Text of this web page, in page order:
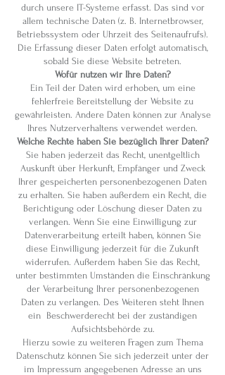
durch unsere IT-Systeme erfasst. Das sind vor
allem technische Daten (z. B. Internetbrowser,
Betriebssystem oder Uhrzeit des Seitenaufrufs).
Die Erfassung dieser Daten erfolgt automatisch,
sobald Sie diese Website betreten.
Wofür nutzen wir Ihre Daten?
Ein Teil der Daten wird erhoben, um eine
fehlerfreie Bereitstellung der Website zu
gewährleisten. Andere Daten können zur Analyse
Ihres Nutzerverhaltens verwendet werden.
Welche Rechte haben Sie bezüglich Ihrer Daten?
Sie haben jederzeit das Recht, unentgeltlich
Auskunft über Herkunft, Empfänger und Zweck
Ihrer gespeicherten personenbezogenen Daten
zu erhalten. Sie haben außerdem ein Recht, die
Berichtigung oder Löschung dieser Daten zu
verlangen. Wenn Sie eine Einwilligung zur
Datenverarbeitung erteilt haben, können Sie
diese Einwilligung jederzeit für die Zukunft
widerrufen. Außerdem haben Sie das Recht,
unter bestimmten Umständen die Einschränkung
der Verarbeitung Ihrer personenbezogenen
Daten zu verlangen. Des Weiteren steht Ihnen
ein Beschwerderecht bei der zuständigen
Aufsichtsbehörde zu.
Hierzu sowie zu weiteren Fragen zum Thema
Datenschutz können Sie sich jederzeit unter der
im Impressum angegebenen Adresse an uns